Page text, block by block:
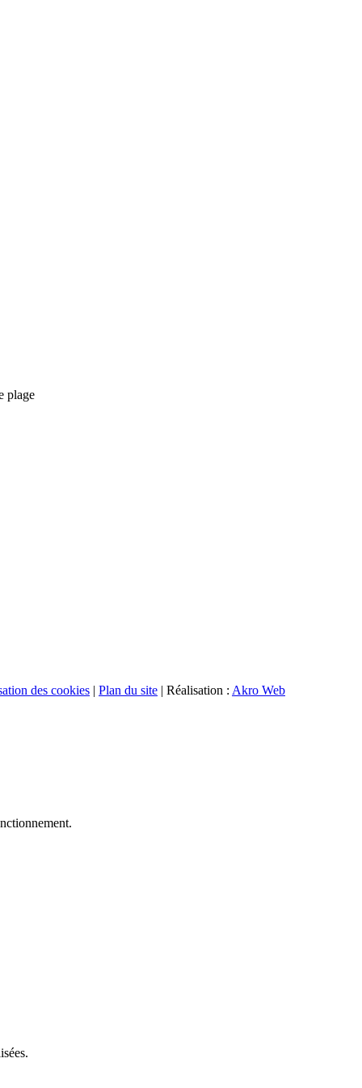
plage
des cookies | Plan du site | Réalisation : Akro Web